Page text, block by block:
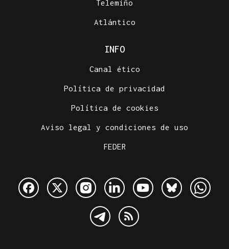
Telemiño
Atlántico
INFO
Canal ético
Política de privacidad
Política de cookies
Aviso legal y condiciones de uso
FEDER